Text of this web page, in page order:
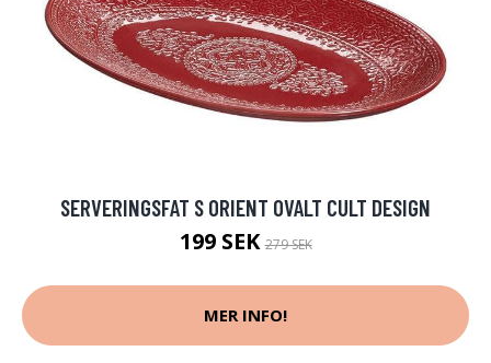
SERVERINGSFAT S ORIENT OVALT CULT DESIGN
199 SEK279 SEK
MER INFO!